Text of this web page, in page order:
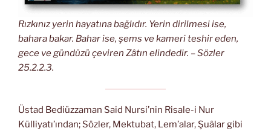
Rızkınız yerin hayatına bağlıdır. Yerin dirilmesi ise,
bahara bakar. Bahar ise, şems ve kameri teshir eden,
gece ve gündüzü çeviren Zâtın elindedir. – Sözler
25.2.2.3.
Üstad Bediüzzaman Said Nursi’nin Risale-i Nur
Külliyatı’ından; Sözler, Mektubat, Lem’alar, Şuâlar gibi